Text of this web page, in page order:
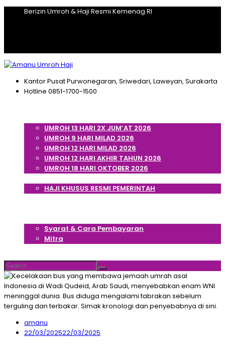
Berizin Umroh & Haji Resmi Kemenag RI
Kantor PusatPurwonegaran, Sriwedari, Laweyan, Surakarta
Hotline 0851-1700-1500
UMROH 13 HARI 2X JUM’AT 2026
UMROH 9 HARI MILAD 2026
UMROH 12 HARI MILAD 2026
UMROH 12 HARI AKHIR TAHUN 2026
UMROH 18 HARI OKTOBER 2026
HAJI KHUSUS RESMI PEMERINTAH
Syarat & Cara Pembayaran
Mitra
Search
for:
Search
amanu
22/03/202522/03/2025